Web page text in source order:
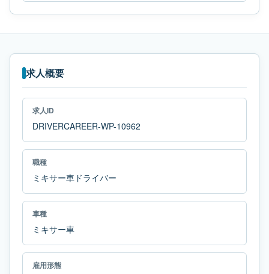
求人概要
求人ID
DRIVERCAREER-WP-10962
職種
ミキサー車ドライバー
車種
ミキサー車
雇用形態